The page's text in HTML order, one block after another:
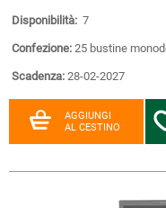
Disponibilità: 7
Confezione: 25 bustine
Scadenza: 28-02-2027
AGGIUNGI
AL CESTINO